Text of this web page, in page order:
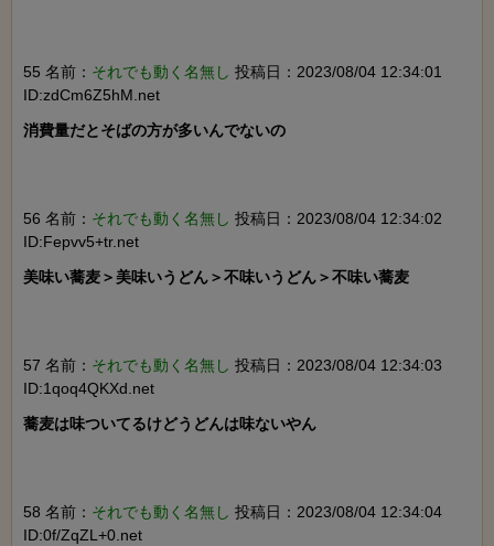
55 名前： それでも動く名無し 投稿日：2023/08/04 12:34:01
ID:zdCm6Z5hM.net
消費量だとそばの方が多いんでないの
56 名前： それでも動く名無し 投稿日：2023/08/04 12:34:02
ID:Fepvv5+tr.net
美味い蕎麦＞美味いうどん＞不味いうどん＞不味い蕎麦
57 名前： それでも動く名無し 投稿日：2023/08/04 12:34:03
ID:1qoq4QKXd.net
蕎麦は味ついてるけどうどんは味ないやん
58 名前： それでも動く名無し 投稿日：2023/08/04 12:34:04
ID:0f/ZqZL+0.net